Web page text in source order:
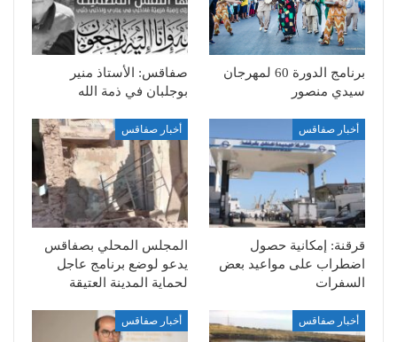
برنامج الدورة 60 لمهرجان
سيدي منصور
صفاقس: الأستاذ منير
بوجلبان في ذمة الله
أخبار صفاقس
قرقنة: إمكانية حصول
اضطراب على مواعيد بعض
السفرات
أخبار صفاقس
المجلس المحلي بصفاقس
يدعو لوضع برنامج عاجل
لحماية المدينة العتيقة
أخبار صفاقس أخبار صفاقس